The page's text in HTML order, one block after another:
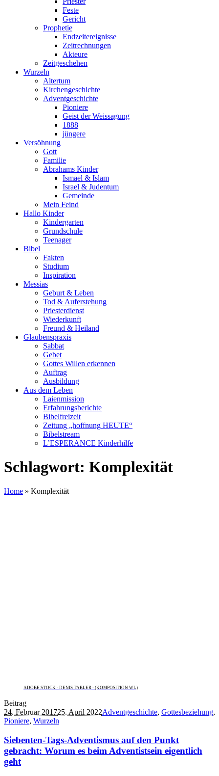
Feste
Gericht
Prophetie
Endzeitereignisse
Zeitrechnungen
Akteure
Zeitgeschehen
Wurzeln
Altertum
Kirchengeschichte
Adventgeschichte
Pioniere
Geist der Weissagung
1888
jüngere
Versöhnung
Gott
Familie
Abrahams Kinder
Ismael & Islam
Israel & Judentum
Gemeinde
Mein Feind
Hallo Kinder
Kindergarten
Grundschule
Teenager
Bibel
Fakten
Studium
Inspiration
Messias
Geburt & Leben
Tod & Auferstehung
Priesterdienst
Wiederkunft
Freund & Heiland
Glaubenspraxis
Sabbat
Gebet
Gottes Willen erkennen
Auftrag
Ausbildung
Aus dem Leben
Laienmission
Erfahrungsberichte
Bibelfreizeit
Zeitung „hoffnung HEUTE“
Bibelstream
L’ESPERANCE Kinderhilfe
Schlagwort: Komplexität
Home » Komplexität
ADOBE STOCK - DENIS TABLER - (KOMPOSITION WL)
Beitrag
24. Februar 201725. April 2022Adventgeschichte, Gottesbeziehung,
Pioniere, Wurzeln
Siebenten-Tags-Adventismus auf den Punkt
gebracht: Worum es beim Adventistsein eigentlich
geht